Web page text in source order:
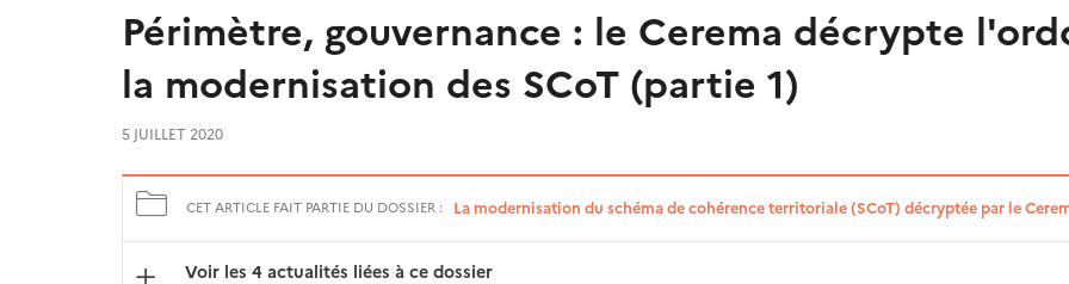
Périmètre, gouvernance : le Cerema décrypte
la modernisation des SCoT (partie 1)
5 JUILLET 2020
CET ARTICLE FAIT PARTIE DU DOSSIER : La modernisation du schéma de cohérence territoriale (SCoT) décryptée par le
Voir les 4 actualités liées à ce dossier